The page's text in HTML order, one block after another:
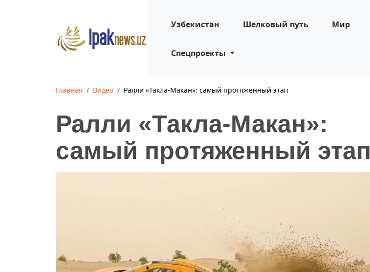
Узбекистан Шелковый путь Мир
Спецпроекты
Главная Видео Ралли «Такла-Макан»: самый протяженный этап
Ралли «Такла-Макан»:
самый протяженный этап